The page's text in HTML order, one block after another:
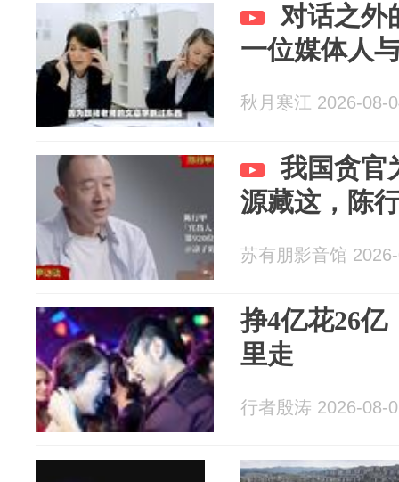
对话之外
一位媒体人
秋月寒江 2026-08-
我国贪官
源藏这，陈
苏有朋影音馆
挣4亿花26亿
里走
行者殷涛 2026-08-